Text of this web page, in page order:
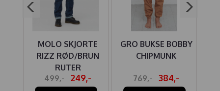
MOLO SKJORTE
RIZZ RØD/BRUN
RUTER
499,-
249,-
GRO BUKSE BOBBY
CHIPMUNK
769,-
384,-